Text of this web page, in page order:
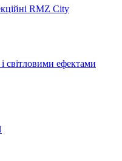
RMZ City
світловими ефектами